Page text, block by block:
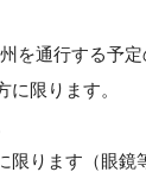
通行する予
限ります。
ります（眼鏡